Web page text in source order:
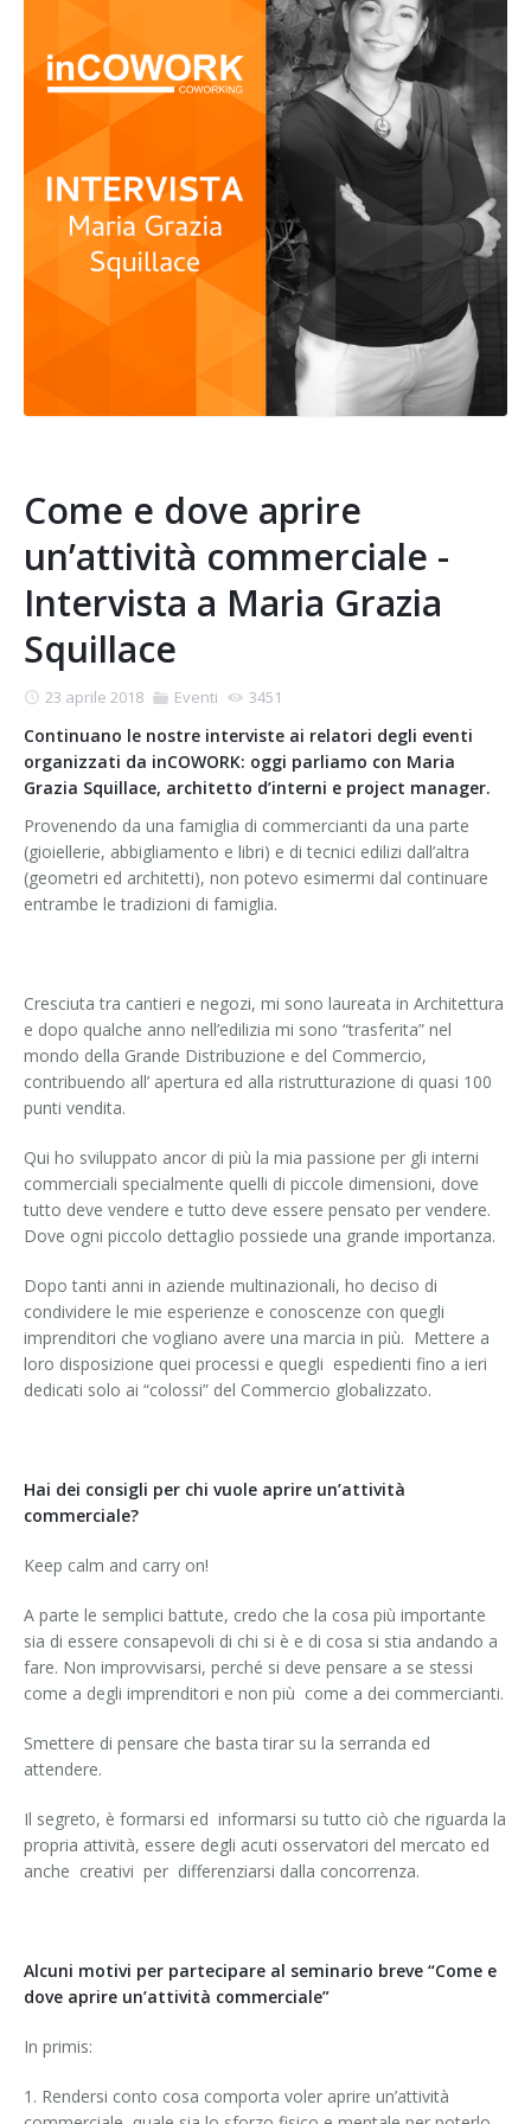
Come e dove aprire
un’attività commerciale -
Intervista a Maria Grazia
Squillace
23 aprile 2018 Eventi 3451
Continuano le nostre interviste ai relatori degli eventi
organizzati da inCOWORK: oggi parliamo con Maria
Grazia Squillace, architetto d’interni e project manager.
Provenendo da una famiglia di commercianti da una parte
(gioiellerie, abbigliamento e libri) e di tecnici edilizi dall’altra
(geometri ed architetti), non potevo esimermi dal continuare
entrambe le tradizioni di famiglia.
Cresciuta tra cantieri e negozi, mi sono laureata in Architettura
e dopo qualche anno nell’edilizia mi sono “trasferita” nel
mondo della Grande Distribuzione e del Commercio,
contribuendo all’ apertura ed alla ristrutturazione di quasi 100
punti vendita.
Qui ho sviluppato ancor di più la mia passione per gli interni
commerciali specialmente quelli di piccole dimensioni, dove
tutto deve vendere e tutto deve essere pensato per vendere.
Dove ogni piccolo dettaglio possiede una grande importanza.
Dopo tanti anni in aziende multinazionali, ho deciso di
condividere le mie esperienze e conoscenze con quegli
imprenditori che vogliano avere una marcia in più. Mettere a
loro disposizione quei processi e quegli espedienti fino a ieri
dedicati solo ai “colossi” del Commercio globalizzato.
Hai dei consigli per chi vuole aprire un’attività
commerciale?
Keep calm and carry on!
A parte le semplici battute, credo che la cosa più importante
sia di essere consapevoli di chi si è e di cosa si stia andando a
fare. Non improvvisarsi, perché si deve pensare a se stessi
come a degli imprenditori e non più come a dei commercianti.
Smettere di pensare che basta tirar su la serranda ed
attendere.
Il segreto, è formarsi ed informarsi su tutto ciò che riguarda la
propria attività, essere degli acuti osservatori del mercato ed
anche creativi per differenziarsi dalla concorrenza.
Alcuni motivi per partecipare al seminario breve “Come e
dove aprire un’attività commerciale”
In primis:
1. Rendersi conto cosa comporta voler aprire un’attività